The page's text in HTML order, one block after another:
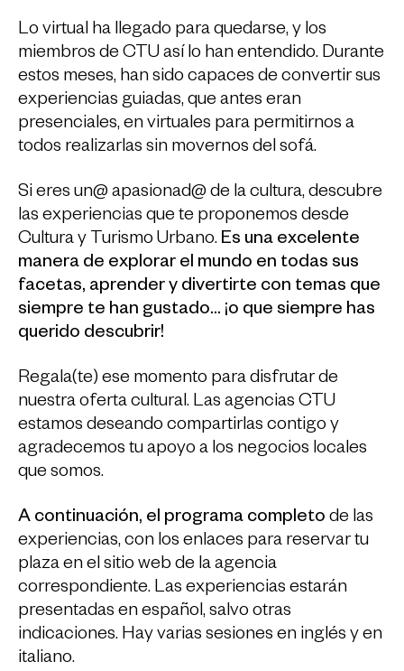
Lo virtual ha llegado para quedarse, y los
miembros de CTU así lo han entendido. Durante
estos meses, han sido capaces de convertir sus
experiencias guiadas, que antes eran
presenciales, en virtuales para permitirnos a
todos realizarlas sin movernos del sofá.
Si eres un@ apasionad@ de la cultura, descubre
las experiencias que te proponemos desde
Cultura y Turismo Urbano. Es una excelente
manera de explorar el mundo en todas sus
facetas, aprender y divertirte con temas que
siempre te han gustado… ¡o que siempre has
querido descubrir!
Regala(te) ese momento para disfrutar de
nuestra oferta cultural. Las agencias CTU
estamos deseando compartirlas contigo y
agradecemos tu apoyo a los negocios locales
que somos.
A continuación, el programa completo de las
experiencias, con los enlaces para reservar tu
plaza en el sitio web de la agencia
correspondiente. Las experiencias estarán
presentadas en español, salvo otras
indicaciones. Hay varias sesiones en inglés y en
italiano.